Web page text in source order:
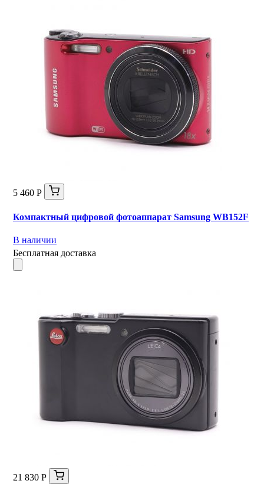
5 460 Р
Компактный цифровой фотоаппарат Samsung WB152F
В наличии
Бесплатная доставка
21 830 Р